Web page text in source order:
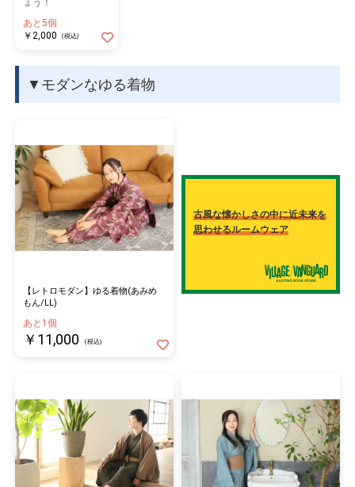
ょう！
あと5個
￥2,000
(税込)
▼モダンなゆる着物
【レトロモダン】ゆる着物(あみめ
もん/LL)
あと1個
￥11,000 (税込)
古風な懐かしさの中に近未来を
思わせるルームウェア